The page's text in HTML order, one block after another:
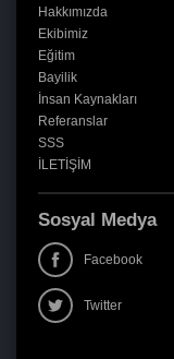
Hakkımızda
Ekibimiz
Eğitim
Bayilik
İnsan Kaynakları
Referanslar
SSS
İLETİŞİM
Sosyal Medya
Facebook
Twitter